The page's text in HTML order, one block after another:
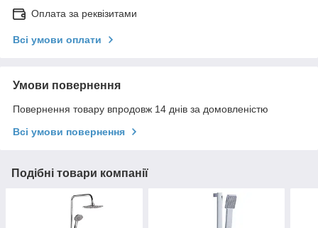
Оплата за реквізитами
Всі умови оплати
Умови повернення
Повернення товару впродовж 14 днів за домовленістю
Всі умови повернення
Подібні товари компанії